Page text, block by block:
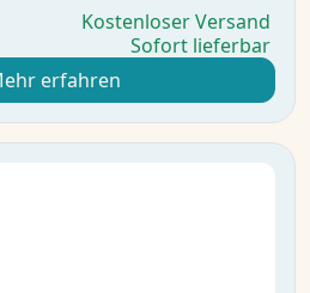
Kostenloser Versand
Sofort lieferbar
erfahren